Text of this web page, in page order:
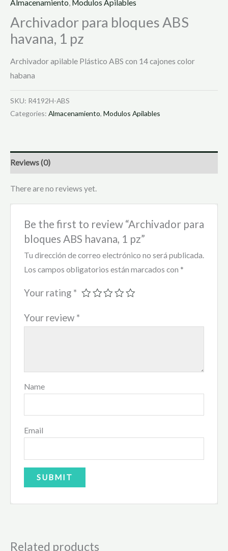
Almacenamiento Modulos Apilables
Archivador para bloques ABS
havana, 1 pz
Archivador apilable Plástico ABS con 14 cajones color
habana
SKU: R4192H-ABS
Categories: Almacenamiento, Modulos Apilables
Reviews (0)
There are no reviews yet.
Be the first to review “Archivador para
bloques ABS havana, 1 pz”
Tu dirección de correo electrónico no será publicada.
Los campos obligatorios están marcados con *
Your rating *
Your review *
Name
Email
Related products